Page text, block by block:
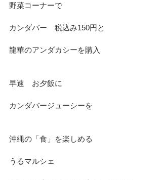
野菜コーナーで
カンダバー　税込み150円と
龍華のアンダカシーを購入
早速　お夕飯に
カンダバージューシーを
沖縄の「食」を楽しめる
うるマルシェ